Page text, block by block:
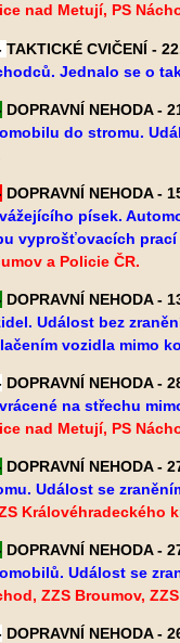
nad Metují, PS
TAKTICKÉ CVIČENÍ -
Jednalo se o
DOPRAVNÍ NEHODA -
do stromu.
DOPRAVNÍ NEHODA -
písek.
vyprošťovacích prací
a Policie ČR.
DOPRAVNÍ NEHODA -
Událost bez
vozidla mimo
DOPRAVNÍ NEHODA -
na střechu
nad Metují, PS
DOPRAVNÍ NEHODA -
Událost se
Královéhradeckého
DOPRAVNÍ NEHODA -
Událost se
ZZS Broumov,
DOPRAVNÍ NEHODA -